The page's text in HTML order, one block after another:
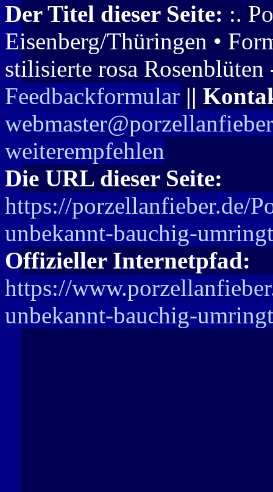
Der Titel dieser Seite: :.
Eisenberg/Thüringen •
stilisierte rosa
Feedbackformular ||
weiterempfehlen
Die URL dieser Seite:
https://porzellanfieber.de/
unbekannt-bauchig-
Offizieller Internetpfad:
https://
unbekannt-bauchig-